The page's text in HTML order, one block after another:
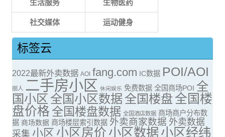
生活服务 生物医药
社交媒体 运动健身
标签云
2022最新外卖数据 AOI fang.com IC数据 POI/AOI
丽人 二手房小区 休闲娱乐 免费数据 全国商场POI 全
国小区 全国小区数据全国楼盘全国楼
盘价格 全国楼盘数据 全国酒店数据 商场商户分布数
据 商场数据 商场楼层索引数据 外卖商家数据 外卖数据
采集 小区 小区房价 小区数据小区经纬